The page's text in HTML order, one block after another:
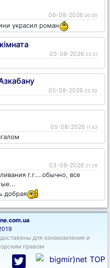
06-08-2026 00:00
украсил роман
05-08-2026 23:31
05-08-2026 23:30
05-08-2026 11:43
03-08-2026 21:29
г.г....обычно, все
добрая
для ознакомления и
правом